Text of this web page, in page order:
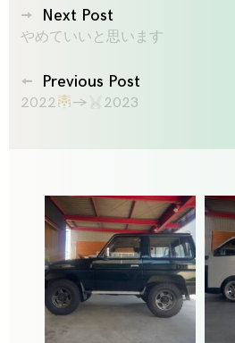
投
稿
ナ
ビ
シ
ョ
ン
Next Post
やめていいと思います
Previous Post
2022 → 2023